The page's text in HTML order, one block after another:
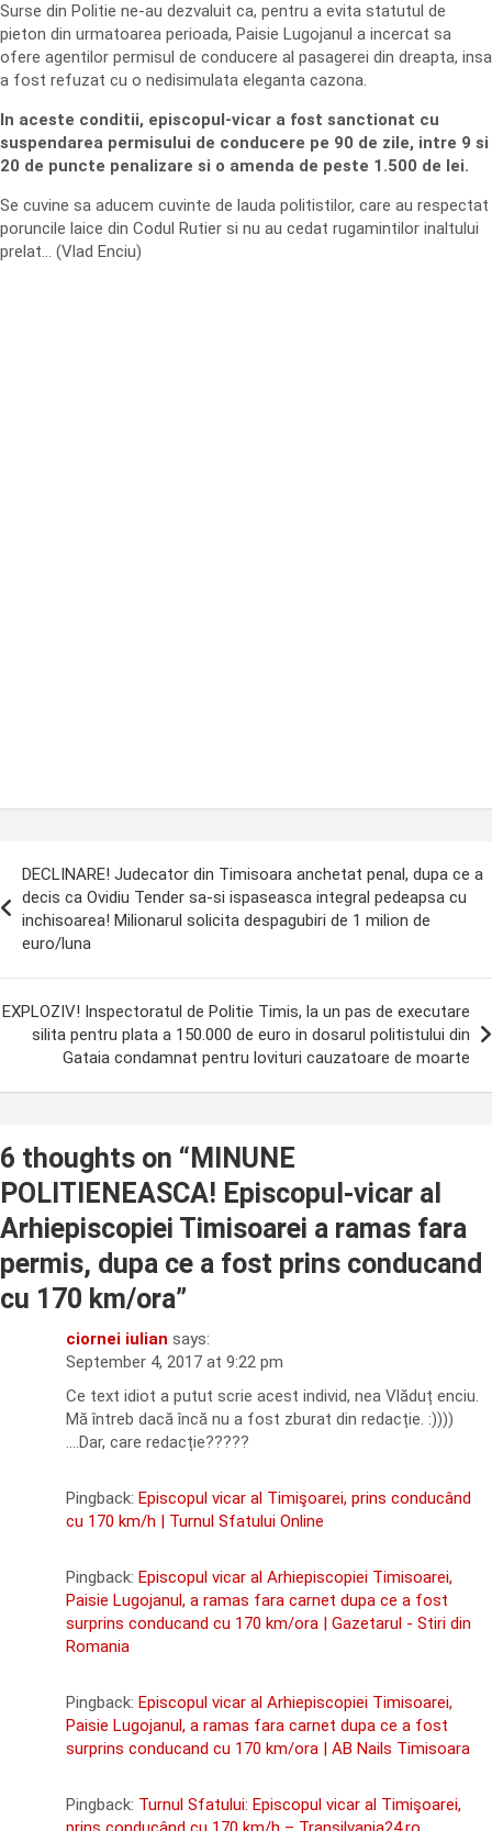
Surse din Politie ne-au dezvaluit ca, pentru a evita statutul de
pieton din urmatoarea perioada, Paisie Lugojanul a incercat sa
ofere agentilor permisul de conducere al pasagerei din dreapta, insa
a fost refuzat cu o nedisimulata eleganta cazona.
In aceste conditii, episcopul-vicar a fost sanctionat cu
suspendarea permisului de conducere pe 90 de zile, intre 9 si
20 de puncte penalizare si o amenda de peste 1.500 de lei.
Se cuvine sa aducem cuvinte de lauda politistilor, care au respectat
poruncile laice din Codul Rutier si nu au cedat rugamintilor inaltului
prelat… (Vlad Enciu)
DECLINARE! Judecator din Timisoara anchetat penal, dupa ce a
decis ca Ovidiu Tender sa-si ispaseasca integral pedeapsa cu
inchisoarea! Milionarul solicita despagubiri de 1 milion de
euro/luna
EXPLOZIV! Inspectoratul de Politie Timis, la un pas de executare
silita pentru plata a 150.000 de euro in dosarul politistului din
Gataia condamnat pentru lovituri cauzatoare de moarte
6 thoughts on “ MINUNE
POLITIENEASCA! Episcopul-vicar al
Arhiepiscopiei Timisoarei a ramas fara
permis, dupa ce a fost prins conducand
cu 170 km/ora”
ciornei iulian says:
September 4, 2017 at 9:22 pm
Ce text idiot a putut scrie acest individ, nea Vlăduț enciu.
Mă întreb dacă încă nu a fost zburat din redacție. :))))
….Dar, care redacție?????
Pingback: Episcopul vicar al Timişoarei, prins conducând
cu 170 km/h | Turnul Sfatului Online
Pingback: Episcopul vicar al Arhiepiscopiei Timisoarei,
Paisie Lugojanul, a ramas fara carnet dupa ce a fost
surprins conducand cu 170 km/ora | Gazetarul - Stiri din
Romania
Pingback: Episcopul vicar al Arhiepiscopiei Timisoarei,
Paisie Lugojanul, a ramas fara carnet dupa ce a fost
surprins conducand cu 170 km/ora | AB Nails Timisoara
Pingback: Turnul Sfatului: Episcopul vicar al Timişoarei,